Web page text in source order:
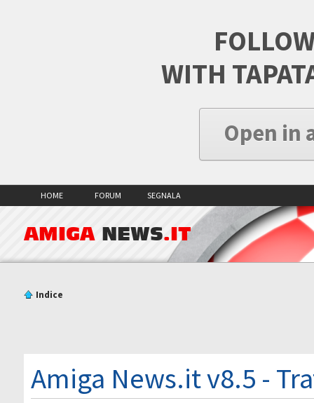
WITH
Open in
HOME FORUM SEGNALA
AMIGA NEWS.IT
Indice
Amiga News.it v8.5 -